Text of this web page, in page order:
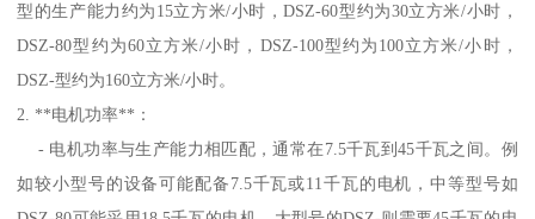
型的生产能力约为15立方米/小时，DSZ-60型约为30立方米/小时，
DSZ-80型约为60立方米/小时，DSZ-100型约为100立方米/小时，
DSZ-型约为160立方米/小时。
2. **电机功率**：
- 电机功率与生产能力相匹配，通常在7.5千瓦到45千瓦之间。例
如较小型号的设备可能配备7.5千瓦或11千瓦的电机，中等型号如